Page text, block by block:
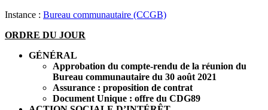
Instance : Bureau communautaire (CCGB)
ORDRE DU JOUR
GÉNÉRAL
Approbation du compte-rendu de la réunion du
Bureau communautaire du 30 août 2021
Assurance : proposition de contrat
Document Unique : offre du CDG89